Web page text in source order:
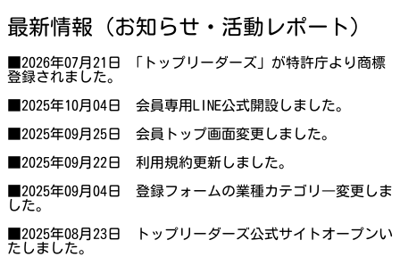
最新情報（お知らせ・活動レポート）
■2026年07月21日 「トップリーダーズ」が特許庁より商標
登録されました。
■2025年10月04日 会員専用LINE公式開設しました。
■2025年09月25日 会員トップ画面変更しました。
■2025年09月22日 利用規約更新しました。
■2025年09月04日 登録フォームの業種カテゴリ―変更しま
した。
■2025年08月23日 トップリーダーズ公式サイトオープンい
たしました。